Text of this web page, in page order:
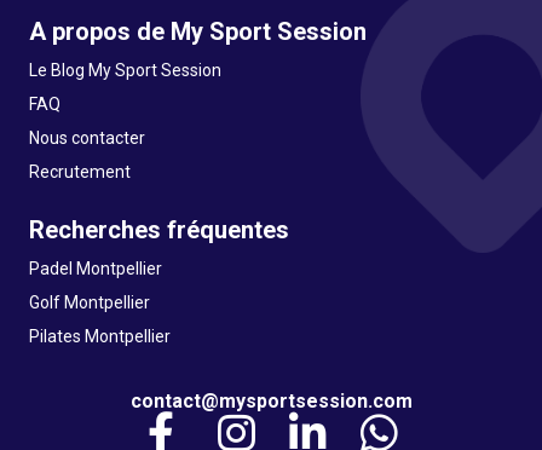
A propos de My Sport Session
Le Blog My Sport Session
FAQ
Nous contacter
Recrutement
Recherches fréquentes
Padel Montpellier
Golf Montpellier
Pilates Montpellier
contact@mysportsession.com